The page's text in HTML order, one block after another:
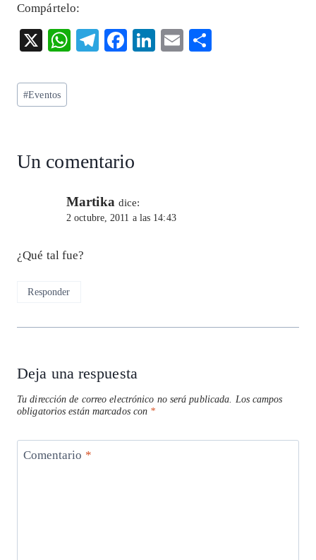
Compártelo:
X
W
p
T
F
k
Li E
Etiquetas
de
#Eventos
Un comentario
Martika dice:
2 octubre, 2011 a las 14:43
¿Qué tal fue?
Responder
Deja una respuesta
Tu dirección de correo electrónico no será publicada.
Los campos
obligatorios están marcados con *
Comentario *